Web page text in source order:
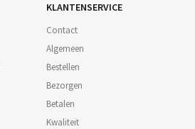
KLANTENSERVICE
Contact
Algemeen
Bestellen
Bezorgen
Betalen
Kwaliteit